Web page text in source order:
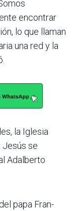
encon­trar
lo que lla­man
una red y la
la Iglesia
se
Adal­berto
papa Fran­